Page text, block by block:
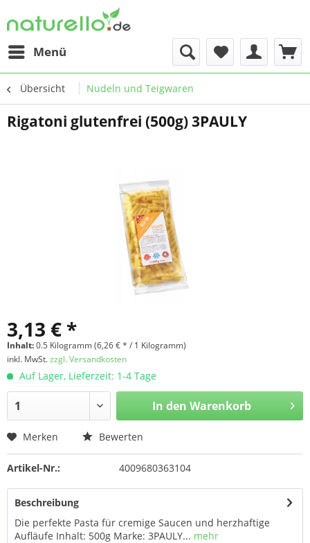
Menü
Übersicht Nudeln und Teigwaren
Rigatoni glutenfrei (500g) 3PAULY
3,13 € *
Inhalt:0.5 Kilogramm (6,26 € * / 1 Kilogramm)
inkl. MwSt.zzgl. Versandkosten
Auf Lager, Lieferzeit: 1-4 Tage
In den Warenkorb
Merken Bewerten
Artikel-Nr.: 4009680363104
Beschreibung
Die perfekte Pasta für cremige Saucen und herzhaftige
Aufläufe Inhalt: 500g Marke: 3PAULY... mehr